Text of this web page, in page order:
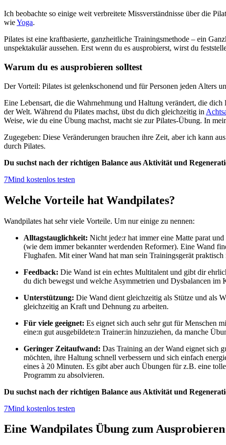
Ich beobachte so einige weit verbreitete Missverständnisse über die
wieYoga.
Pilates ist eine kraftbasierte, ganzheitliche Trainingsmethode – ein
unspektakulär aussehen. Erst wenn du es ausprobierst, wirst du
Warum du es ausprobieren solltest
Der Vorteil: Pilates ist gelenkschonend und für Personen jeden Alters
Eine Lebensart, die die Wahrnehmung und Haltung verändert, die
der Welt. Während du Pilates machst, übst du dich gleichzeitig in
Weise, wie du eine Übung machst, macht sie zur Pilates-Übung. In
Zugegeben: Diese Veränderungen brauchen ihre Zeit, aber ich kann
durch Pilates.
Du suchst nach der richtigen Balance aus Aktivität und
7Mind kostenlos testen
Welche Vorteile hat Wandpilates?
Wandpilates hat sehr viele Vorteile. Um nur einige zu nennen:
Alltagstauglichkeit: Nicht jede:r hat immer eine Matte parat
(wie dem immer bekannter werdenden Reformer). Eine Wand
Flughafen. Mit einer Wand hat man sein Trainingsgerät praktisch
Feedback: Die Wand ist ein echtes Multitalent und gibt dir
du dich bewegst und welche Asymmetrien und Dysbalancen
Unterstützung: Die Wand dient gleichzeitig als Stütze und als
gleichzeitig an Kraft und Dehnung zu arbeiten.
Für viele geeignet: Es eignet sich auch sehr gut für Menschen
eine:n gut ausgebildete:n Trainer:in hinzuziehen, da manche
Geringer Zeitaufwand: Das Training an der Wand eignet sich
möchten, ihre Haltung schnell verbessern und sich einfach
eines à 20 Minuten. Es gibt aber auch Übungen für z.B. eine
Programm zu absolvieren.
Du suchst nach der richtigen Balance aus Aktivität und
7Mind kostenlos testen
Eine Wandpilates Übung zum